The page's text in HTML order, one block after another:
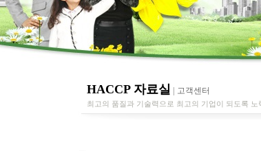
HACCP 자료실 고객센터
최고의 품질과 기술력으로 최고의 기업이 되도록 노